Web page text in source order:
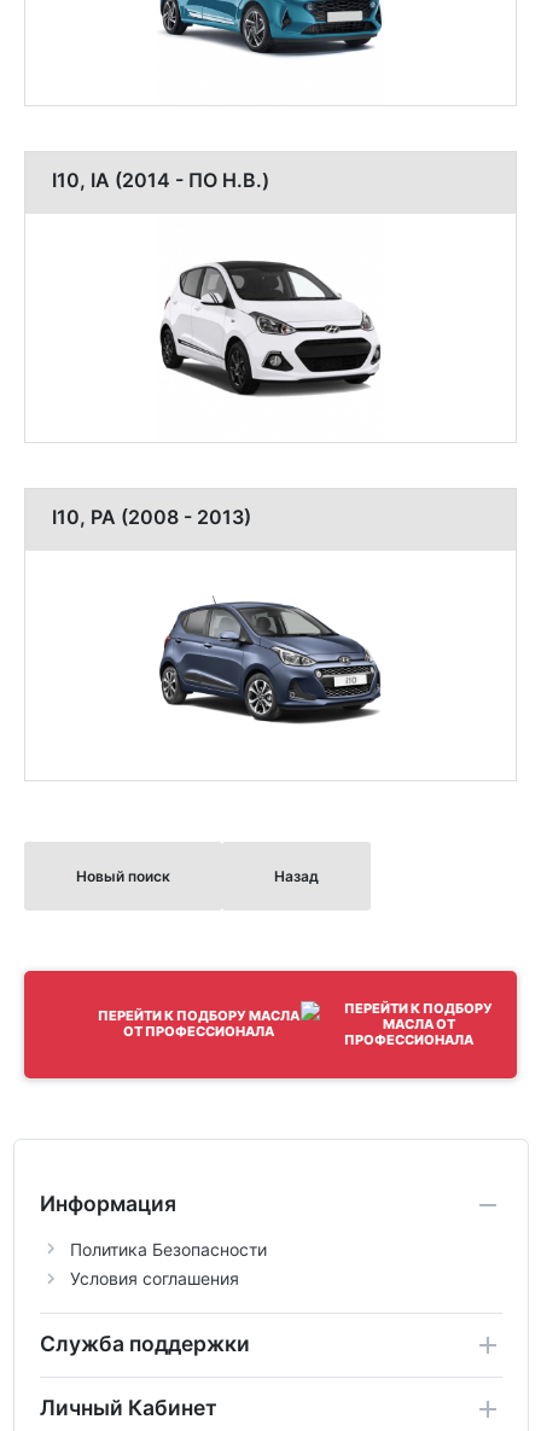
I10, IA (2014 - ПО Н.В.)
I10, PA (2008 - 2013)
Новый поиск Назад
ПЕРЕЙТИ К ПОДБОРУ МАСЛА
ОТ ПРОФЕССИОНАЛА
Информация
Политика Безопасности
Условия соглашения
Служба поддержки
Личный Кабинет